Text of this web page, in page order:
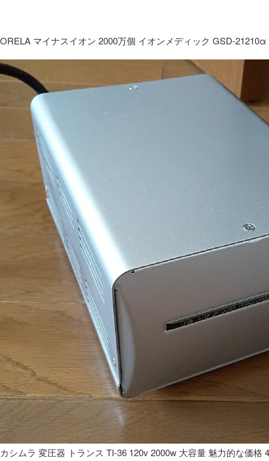
ORELA マイナスイオン 2000万個 イオンメディック GSD-21210α
カシムラ 変圧器 トランス TI-36 120v 2000w 大容量 魅力的な価格